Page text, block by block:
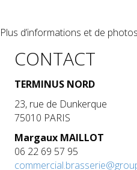
Plus d’informations et de
CONTACT
TERMINUS NORD
23, rue de Dunkerque
75010 PARIS
Margaux MAILLOT
06 22 69 57 95